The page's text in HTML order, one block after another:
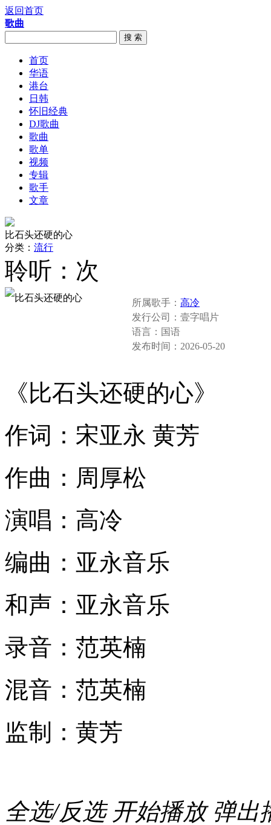
返回首页
歌曲
搜 索
首页
华语
港台
日韩
怀旧经典
DJ歌曲
歌曲
歌单
视频
专辑
歌手
文章
比石头还硬的心
分类： 流行
聆听： 次
所属歌手： 高冷
发行公司： 壹字唱片
语言： 国语
发布时间： 2026-05-20
《比石头还硬的心》
作词：宋亚永 黄芳
作曲：周厚松
演唱：高冷
编曲：亚永音乐
和声：亚永音乐
录音：范英楠
混音：范英楠
监制：黄芳
全选/反选 开始播放 弹出